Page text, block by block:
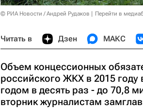
© РИА Новости / Андрей Рудаков Перейти в
Читать в Дзен МАКС
Объем концессионных
российского ЖКХ в 2015
годом в десять раз - до 70,8
вторник журналистам